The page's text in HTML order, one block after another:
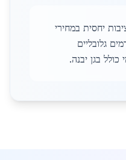
על יציבות יחסית במחירי
גלובליים
בגן יבנה.